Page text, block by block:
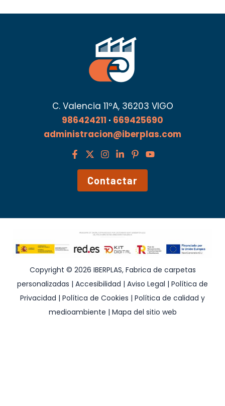
C. Valencia 11ºA, 36203 VIGO
986424211 · 669425690
administracion@iberplas.com
Contactar
Copyright © 2026 IBERPLAS, Fabrica de carpetas
personalizadas | Accesibilidad | Aviso Legal | Política de
Privacidad | Política de Cookies | Política de calidad y
medioambiente | Mapa del sitio web